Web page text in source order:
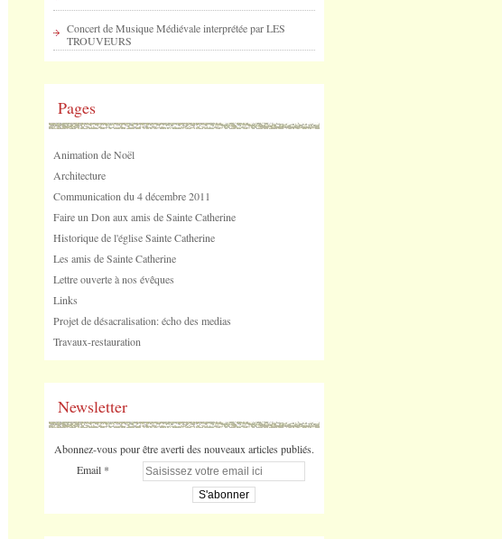
Concert de Musique Médiévale interprétée par LES
TROUVEURS
Pages
Animation de Noël
Architecture
Communication du 4 décembre 2011
Faire un Don aux amis de Sainte Catherine
Historique de l'église Sainte Catherine
Les amis de Sainte Catherine
Lettre ouverte à nos évêques
Links
Projet de désacralisation: écho des medias
Travaux-restauration
Newsletter
Abonnez-vous pour être averti des nouveaux articles publiés.
Email